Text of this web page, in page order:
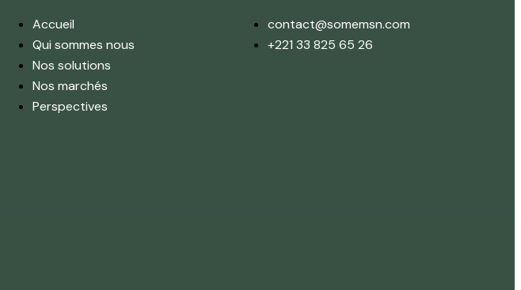
Accueil
Qui sommes nous
Nos solutions
Nos marchés
Perspectives
contact@somemsn.com
+221 33 825 65 26